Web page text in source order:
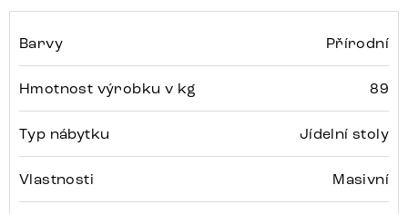
Barvy Přírodní
Hmotnost výrobku v kg 89
Typ nábytku Jídelní stoly
Vlastnosti Masivní